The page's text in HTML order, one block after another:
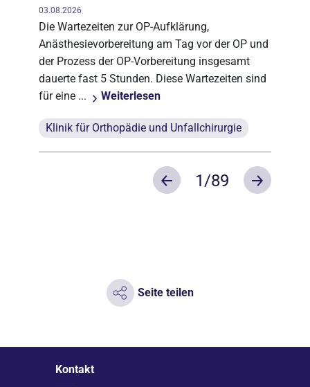
03.08.2026
Die Wartezeiten zur OP-Aufklärung,
Anästhesievorbereitung am Tag vor der OP und
der Prozess der OP-Vorbereitung insgesamt
dauerte fast 5 Stunden. Diese Wartezeiten sind
für eine ...
Weiterlesen
Klinik für Orthopädie und Unfallchirurgie
Previous
1/89 Next
Seite teilen
Kontakt